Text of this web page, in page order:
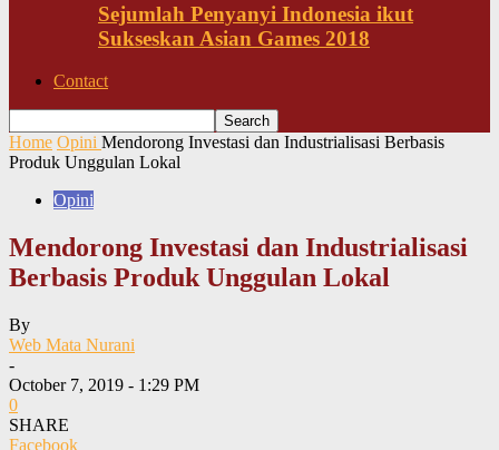
Sejumlah Penyanyi Indonesia ikut
Sukseskan Asian Games 2018
Contact
Home Opini Mendorong Investasi dan Industrialisasi Berbasis
Produk Unggulan Lokal
Opini
Mendorong Investasi dan Industrialisasi
Berbasis Produk Unggulan Lokal
By
Web Mata Nurani
-
October 7, 2019 - 1:29 PM
0
SHARE
Facebook